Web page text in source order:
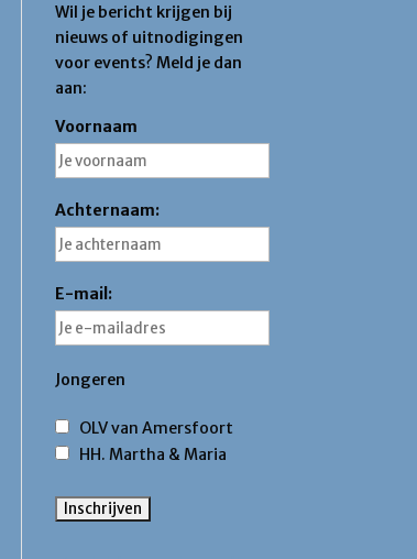
Wil je bericht krijgen bij
nieuws of uitnodigingen
voor events? Meld je dan
aan:
Voornaam
Achternaam:
E-mail:
Jongeren
OLV van Amersfoort
HH. Martha & Maria